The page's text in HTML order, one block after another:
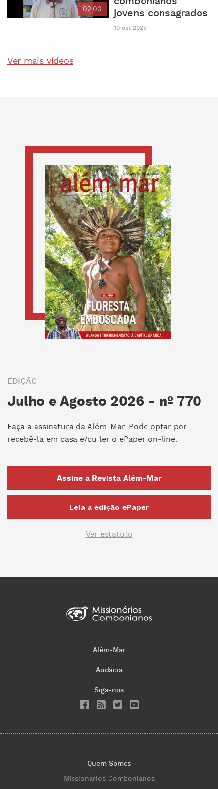
02:00
jovens consagrados
10 out 2025
Ver mais vídeos
EDIÇÃO
Julho e Agosto 2026 - nº 770
Faça a assinatura da Além-Mar. Pode optar por
recebê-la em casa e/ou ler o ePaper on-line.
Assine a Revista Além-Mar
Leia a edição ePaper
Ver estatuto
Além-Mar
Audácia
Siga-nos
Quem Somos
Missionários Combonianos